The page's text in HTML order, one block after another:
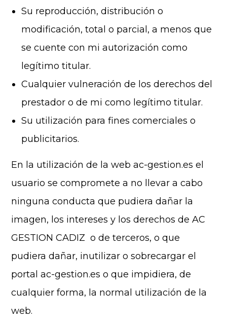
Su reproducción, distribución o
modificación, total o parcial, a menos que
se cuente con mi autorización como
legítimo titular.
Cualquier vulneración de los derechos del
prestador o de mi como legítimo titular.
Su utilización para fines comerciales o
publicitarios.
En la utilización de la web ac-gestion.es el
usuario se compromete a no llevar a cabo
ninguna conducta que pudiera dañar la
imagen, los intereses y los derechos de AC
GESTION CADIZ o de terceros, o que
pudiera dañar, inutilizar o sobrecargar el
portal ac-gestion.es o que impidiera, de
cualquier forma, la normal utilización de la
web.